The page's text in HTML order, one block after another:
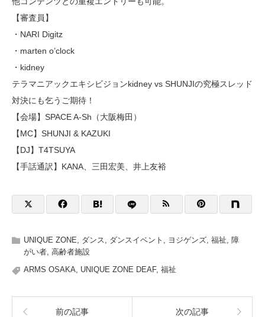
【審査員】
・NARI Digitz
・marten o’clock
・kidney
テラマニアックエキシビジョンkidney vs SHUNJIの究極スレッド
対決にも乞うご期待！
【会場】SPACE A-Sh（大阪梅田）
【MC】SHUNJI & KAZUKI
【DJ】T4TSUYA
【手話通訳】KANA、三田宏美、井上友裕
UNIQUE ZONE ダンス ダンスイベント ヨジゲンズ 福祉 障
がい者 高齢者施設
ARMS OSAKA
UNIQUE ZONE DEAF, 福祉
前の記事 次の記事